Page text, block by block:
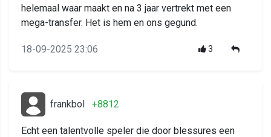
helemaal waar maakt en na 3 jaar vertrekt met een
mega-transfer. Het is hem en ons gegund.
18-09-2025 23:06 3
frankbol +8812
Echt een talentvolle speler die door blessures een